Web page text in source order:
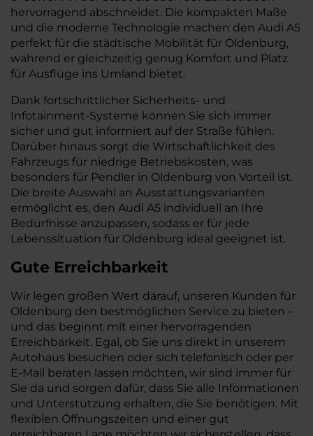
hervorragend abschneidet. Die kompakten Maße
und die moderne Technologie machen den Audi A5
perfekt für die städtische Mobilität für Oldenburg,
während er gleichzeitig genug Komfort und Platz
für Ausflüge ins Umland bietet.
Dank fortschrittlicher Sicherheits- und
Infotainment-Systeme können Sie sich immer
sicher und gut informiert auf der Straße fühlen.
Darüber hinaus sorgt die Wirtschaftlichkeit des
Fahrzeugs für niedrige Betriebskosten, was
besonders für Pendler in Oldenburg von Vorteil ist.
Die breite Auswahl an Ausstattungsvarianten
ermöglicht es, den Audi A5 individuell an Ihre
Bedürfnisse anzupassen, sodass er für jede
Lebenssituation für Oldenburg ideal geeignet ist.
Gute Erreichbarkeit
Wir legen großen Wert darauf, unseren Kunden für
Oldenburg den bestmöglichen Service zu bieten –
und das beginnt mit einer hervorragenden
Erreichbarkeit. Egal, ob Sie uns direkt in unserem
Autohaus besuchen oder sich telefonisch oder per
E-Mail beraten lassen möchten, wir sind immer für
Sie da und sorgen dafür, dass Sie alle Informationen
und Unterstützung erhalten, die Sie benötigen. Mit
flexiblen Öffnungszeiten und einer gut